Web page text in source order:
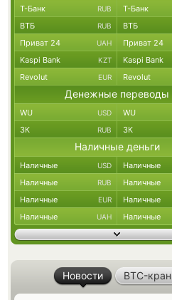
Т-Банк RUB Т-Банк
ВТБ RUB ВТБ
Приват 24 UAH Приват 24
Kaspi Bank KZT Kaspi Bank
Revolut EUR Revolut
Денежные переводы
WU USD WU
ЗК RUB ЗК
Наличные деньги
Наличные USD Наличные
Наличные RUB Наличные
Наличные EUR Наличные
Наличные UAH Наличные
Новости BTC-кран